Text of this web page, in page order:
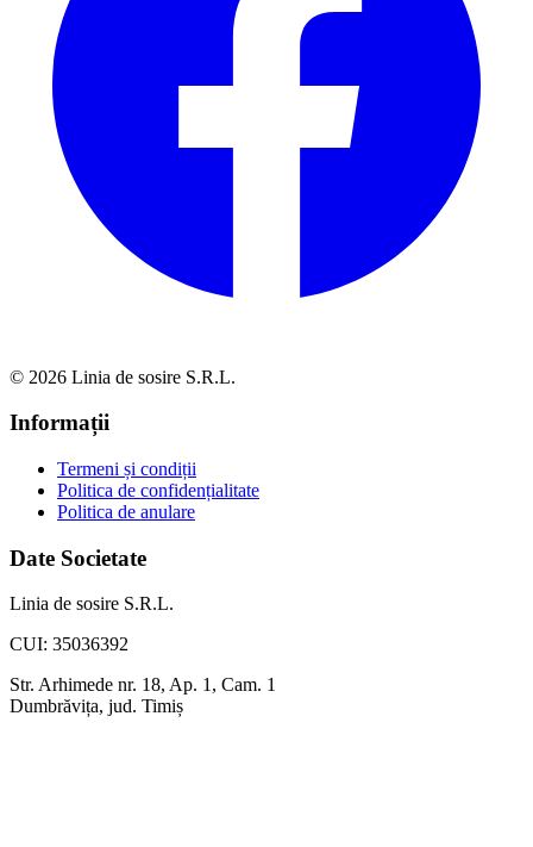
© 2026 Linia de sosire S.R.L.
Informații
Termeni și condiții
Politica de confidențialitate
Politica de anulare
Date Societate
Linia de sosire S.R.L.
CUI: 35036392
Str. Arhimede nr. 18, Ap. 1, Cam. 1
Dumbrăvița, jud. Timiș